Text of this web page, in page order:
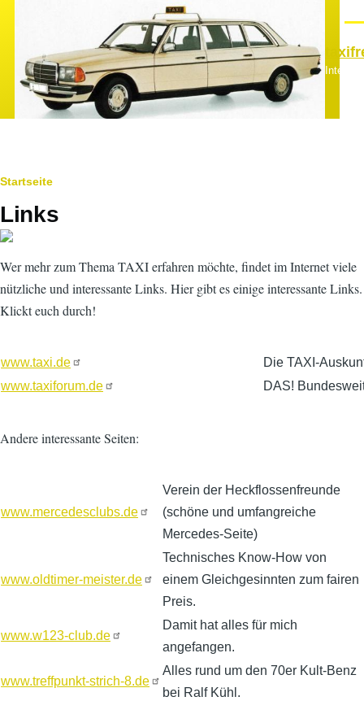
Pfadnavigation
Startseite
Links
Wer mehr zum Thema TAXI erfahren möchte, findet im Internet viele
nützliche und interessante Links. Hier gibt es einige interessante Links.
Klickt euch durch!
www.taxi.de
Die TAXI-
www.taxiforum.de
DAS!
Andere interessante Seiten:
www.mercedesclubs.de
Verein der Heckflossenfreunde
(schöne und umfangreiche
Mercedes-Seite)
www.oldtimer-meister.de
Technisches Know-How von
einem Gleichgesinnten zum fairen
Preis.
www.w123-club.de
Damit hat alles für mich
angefangen.
www.treffpunkt-strich-8.de
Alles rund um den 70er Kult-Benz
bei Ralf Kühl.